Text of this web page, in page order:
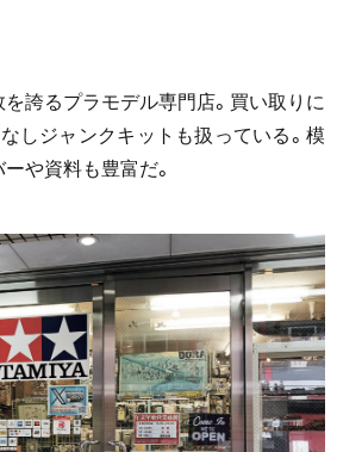
誇るプラモデル専門店。買い取りに
しジャンクキットも扱っている。模
や資料も豊富だ。